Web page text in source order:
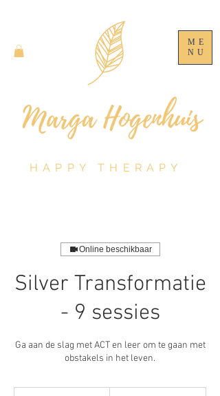
ME
NU
HAPPY THERAPY
Online beschikbaar
Silver Transformatie
- 9 sessies
Ga aan de slag met ACT en leer om te gaan met
obstakels in het leven.